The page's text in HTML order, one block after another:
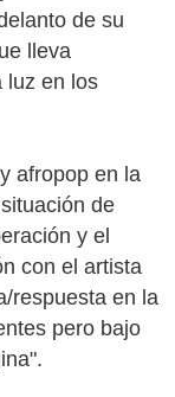
de su
lleva
luz en los
afropop en la
de
y el
respuesta en la
pero bajo